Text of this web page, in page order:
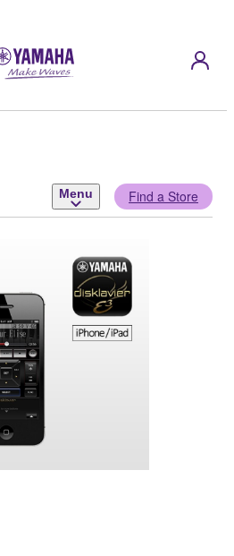
Menu Find a Store